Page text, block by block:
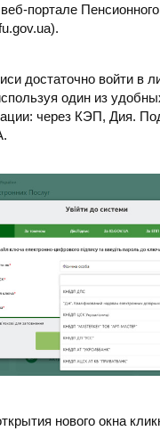
портале
достаточно войти в
один из
через КЭП, Дия.
нового окна